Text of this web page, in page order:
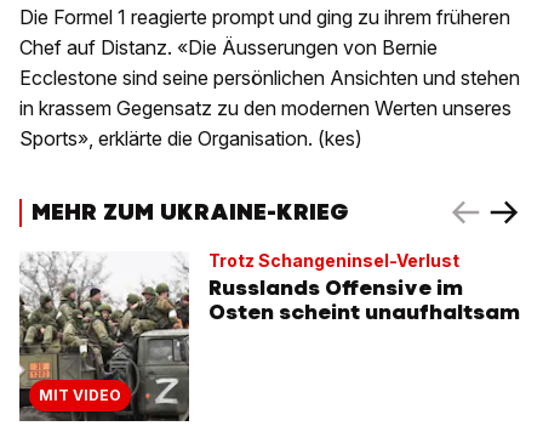
Die Formel 1 reagierte prompt und ging zu ihrem früheren
Chef auf Distanz. «Die Äusserungen von Bernie
Ecclestone sind seine persönlichen Ansichten und stehen
in krassem Gegensatz zu den modernen Werten unseres
Sports», erklärte die Organisation. (kes)
MEHR ZUM UKRAINE-KRIEG
MIT VIDEO
Trotz Schangeninsel-Verlust
Russlands Offensive im
Osten scheint unaufhaltsam